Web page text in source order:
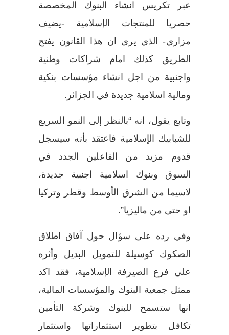
عبر تكريس انشاء البنوك المخصصة
حصريا للمنتجات الإسلامية -يضيف
مزاري- الذي يرى ان هذا القانون يفتح
الطريق كذلك امام شراكات وطنية
واجنبية من اجل انشاء مؤسسات بنكية
ومالية اسلامية جديدة في الجزائر.
وتابع يقول، انه “بالنظر إلى النمو السريع
للشبابيك الإسلامية فاعتقد بأنه سيسجل
قدوم مزيد من الفاعلين الجدد في
السوق وبنوك اسلامية اجنبية جديدة،
لاسيما من الشرق الأوسط وقطر وتركيا
او حتى من ماليزيا”.
وفي رده على سؤال حول آفاق اطلاق
الصكوك كوسيلة للتمويل البديل وأثره
على فرع الصيرفة الإسلامية، فقد اكد
ممثل جمعية البنوك والمؤسسات المالية،
انها ستسمح للبنوك وشركة التأمين
تكافل بتطوير استثماراتها واستثمار